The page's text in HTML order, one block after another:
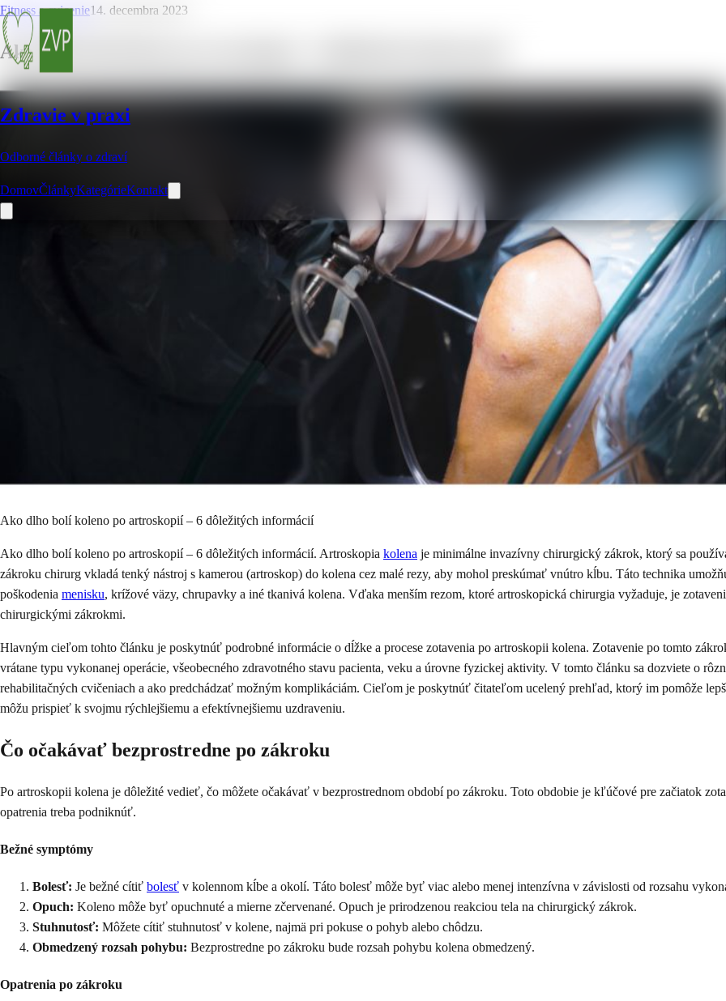
Zdravie v praxi
Odborné články o zdraví
DomovČlánkyKategórieKontakt
Fitness a cvicenie14. decembra 2023
Ako dlho bolí koleno po artroskopií – 6 dôležitých informácií
Ako dlho bolí koleno po artroskopií – 6 dôležitých informácií
Ako dlho bolí koleno po artroskopií – 6 dôležitých informácií. Artroskopia kolena je minimálne invazívny chirurgický zákrok, ktorý sa
zákroku chirurg vkladá tenký nástroj s kamerou (artroskop) do kolena cez malé rezy, aby mohol preskúmať vnútro kĺbu. Táto technika
poškodenia menisku, krížové väzy, chrupavky a iné tkanivá kolena. Vďaka menším rezom, ktoré artroskopická chirurgia vyžaduje, je
chirurgickými zákrokmi.
Hlavným cieľom tohto článku je poskytnúť podrobné informácie o dĺžke a procese zotavenia po artroskopii kolena. Zotavenie po tomto
vrátane typu vykonanej operácie, všeobecného zdravotného stavu pacienta, veku a úrovne fyzickej aktivity. V tomto článku sa dozviete o
rehabilitačných cvičeniach a ako predchádzať možným komplikáciám. Cieľom je poskytnúť čitateľom ucelený prehľad, ktorý im pomôže
môžu prispieť k svojmu rýchlejšiemu a efektívnejšiemu uzdraveniu.
Čo očakávať bezprostredne po zákroku
Po artroskopii kolena je dôležité vedieť, čo môžete očakávať v bezprostrednom období po zákroku. Toto obdobie je kľúčové pre začiatok
opatrenia treba podniknúť.
Bežné symptómy
Bolesť: Je bežné cítiť bolesť v kolennom kĺbe a okolí. Táto bolesť môže byť viac alebo menej intenzívna v závislosti od rozsahu
Opuch: Koleno môže byť opuchnuté a mierne zčervenané. Opuch je prirodzenou reakciou tela na chirurgický zákrok.
Stuhnutosť: Môžete cítiť stuhnutosť v kolene, najmä pri pokuse o pohyb alebo chôdzu.
Obmedzený rozsah pohybu: Bezprostredne po zákroku bude rozsah pohybu kolena obmedzený.
Opatrenia po zákroku